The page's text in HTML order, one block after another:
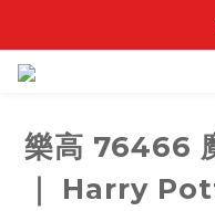
樂高 76466
｜ Harry